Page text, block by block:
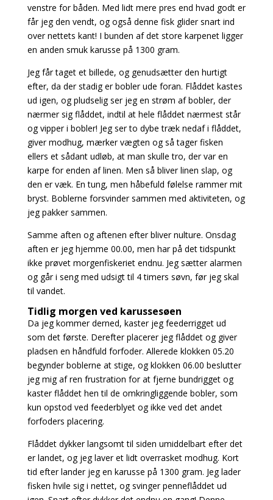
venstre for båden. Med lidt mere pres end hvad godt er
får jeg den vendt, og også denne fisk glider snart ind
over nettets kant! I bunden af det store karpenet ligger
en anden smuk karusse på 1300 gram.
Jeg får taget et billede, og genudsætter den hurtigt
efter, da der stadig er bobler ude foran. Flåddet kastes
ud igen, og pludselig ser jeg en strøm af bobler, der
nærmer sig flåddet, indtil at hele flåddet nærmest står
og vipper i bobler! Jeg ser to dybe træk nedaf i flåddet,
giver modhug, mærker vægten og så tager fisken
ellers et sådant udløb, at man skulle tro, der var en
karpe for enden af linen. Men så bliver linen slap, og
den er væk. En tung, men håbefuld følelse rammer mit
bryst. Boblerne forsvinder sammen med aktiviteten, og
jeg pakker sammen.
Samme aften og aftenen efter bliver nulture. Onsdag
aften er jeg hjemme 00.00, men har på det tidspunkt
ikke prøvet morgenfiskeriet endnu. Jeg sætter alarmen
og går i seng med udsigt til 4 timers søvn, før jeg skal
til vandet.
Tidlig morgen ved karussesøen
Da jeg kommer derned, kaster jeg feederrigget ud
som det første. Derefter placerer jeg flåddet og giver
pladsen en håndfuld forfoder. Allerede klokken 05.20
begynder boblerne at stige, og klokken 06.00 beslutter
jeg mig af ren frustration for at fjerne bundrigget og
kaster flåddet hen til de omkringliggende bobler, som
kun opstod ved feederblyet og ikke ved det andet
forfoders placering.
Flåddet dykker langsomt til siden umiddelbart efter det
er landet, og jeg laver et lidt overrasket modhug. Kort
tid efter lander jeg en karusse på 1300 gram. Jeg lader
fisken hvile sig i nettet, og svinger penneflåddet ud